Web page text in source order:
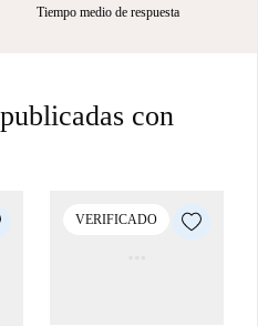
Tiempo medio de respuesta
con
VERIFICADO